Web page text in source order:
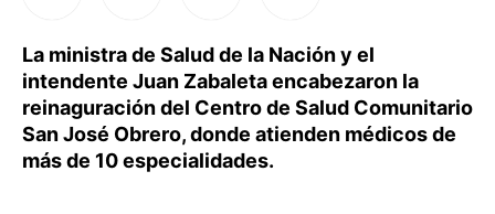
La ministra de Salud de la Nación y el
intendente Juan Zabaleta encabezaron la
reinaguración del Centro de Salud Comunitario
San José Obrero, donde atienden médicos de
más de 10 especialidades.